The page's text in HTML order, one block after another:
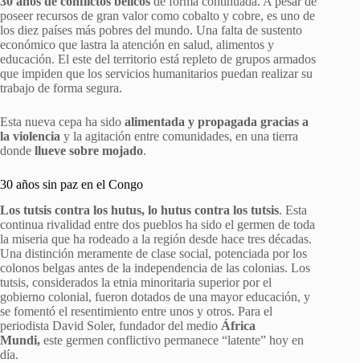
poseer recursos de gran valor como cobalto y cobre, es uno de
los diez países más pobres del mundo. Una falta de sustento
económico que lastra la atención en salud, alimentos y
educación. El este del territorio está repleto de grupos armados
que impiden que los servicios humanitarios puedan realizar su
trabajo de forma segura.
Esta nueva cepa ha sido alimentada y propagada gracias a
la violencia y la agitación entre comunidades, en una tierra
donde llueve sobre mojado.
30 años sin paz en el Congo
Los tutsis contra los hutus, lo hutus contra los tutsis. Esta
continua rivalidad entre dos pueblos ha sido el germen de toda
la miseria que ha rodeado a la región desde hace tres décadas.
Una distinción meramente de clase social, potenciada por los
colonos belgas antes de la independencia de las colonias. Los
tutsis, considerados la etnia minoritaria superior por el
gobierno colonial, fueron dotados de una mayor educación, y
se fomentó el resentimiento entre unos y otros. Para el
periodista David Soler, fundador del medio África
Mundi, este germen conflictivo permanece “latente” hoy en
día.